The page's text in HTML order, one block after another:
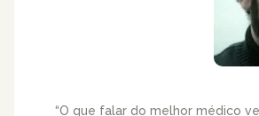
“O que falar do melhor médico